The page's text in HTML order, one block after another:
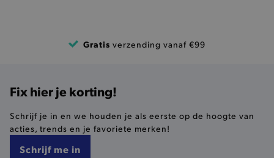
Gratis verzending vanaf €99
Fix hier je korting!
Schrijf je in en we houden je als eerste op de hoogte van
acties, trends en je favoriete merken!
Schrijf me in
analytische en functionele cookies vullen hun
buikjes algemene bezoekersinformatie, maar
product-added-modal
selected-val